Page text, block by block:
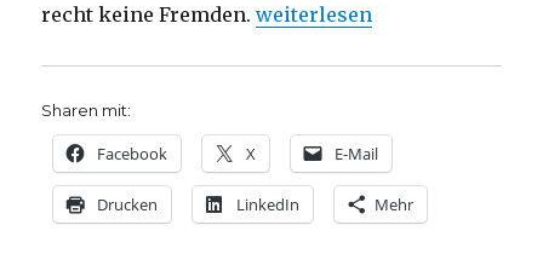
recht keine Fremden.„Pressemeldung, deutsch-
weiterlesen
Sharen mit:
Facebook X E-Mail
Drucken LinkedIn Mehr